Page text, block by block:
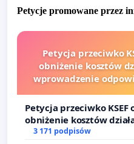
Joanna Wydrych -
Petycje promowane przez
Petycja przeciwko
obniżenie kosztów
wprowadzenie
sędziów
Petycja przeciwko KSEF
obniżenie kosztów
wprowadzenie
3 171 podpisów